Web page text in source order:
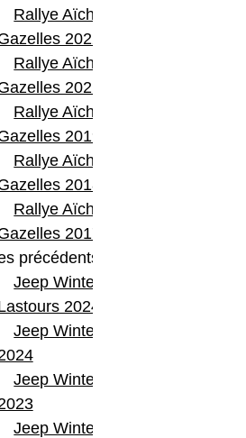
Rallye Aïcha des
2022
Rallye Aïcha des
2021 -30th
Rallye Aïcha des
2019
Rallye Aïcha des
2018
Rallye Aïcha des
2017
précédents
Jeep Winter
2024
Jeep Winter Tour
Jeep Winter Tour
Jeep Winter Tour